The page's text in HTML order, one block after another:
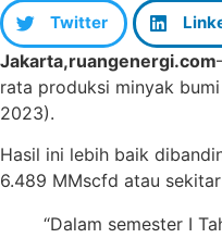
Twitter
Jakarta,ruangenergi.com
rata produksi minyak
2023).
Hasil ini lebih baik
6.489 MMscfd atau
“Dalam semester I